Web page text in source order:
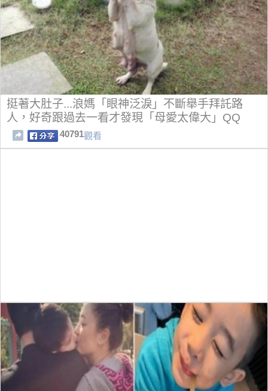
挺著大肚子...浪媽「眼神泛淚」不斷舉手拜託路
人，好奇跟過去一看才發現「母愛太偉大」QQ
40791觀看